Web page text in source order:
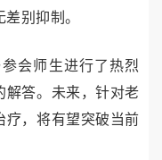
别抑制。
参会师生进行了热烈
解答。 未来，针对老
， 将有望突破当前